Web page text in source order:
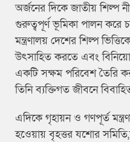
অর্জনের দিকে জাতীয় শিল্প
গুরুত্বপূর্ণ ভূমিকা পালন করে
মন্ত্রণালয় দেশের শিল্প
উৎসাহিত করতে এবং
একটি সক্ষম পরিবেশ তৈরি
তিনি ব্যক্তিগত জীবনে
এদিকে গৃহায়ন ও গণপূর্ত
হওেয়ায় বৃহত্তর যশোর